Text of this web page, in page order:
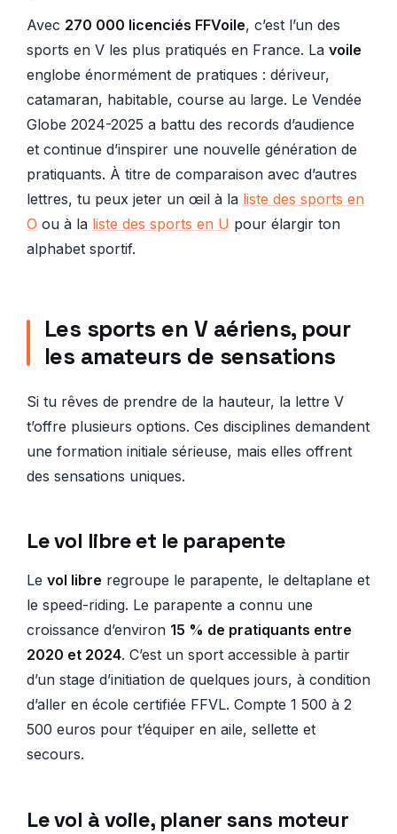
Avec 270 000 licenciés FFVoile, c’est l’un des
sports en V les plus pratiqués en France. La voile
englobe énormément de pratiques : dériveur,
catamaran, habitable, course au large. Le Vendée
Globe 2024-2025 a battu des records d’audience
et continue d’inspirer une nouvelle génération de
pratiquants. À titre de comparaison avec d’autres
lettres, tu peux jeter un œil à la liste des sports en
O ou à la liste des sports en U pour élargir ton
alphabet sportif.
Les sports en V aériens, pour
les amateurs de sensations
Si tu rêves de prendre de la hauteur, la lettre V
t’offre plusieurs options. Ces disciplines demandent
une formation initiale sérieuse, mais elles offrent
des sensations uniques.
Le vol libre et le parapente
Le vol libre regroupe le parapente, le deltaplane et
le speed-riding. Le parapente a connu une
croissance d’environ 15 % de pratiquants entre
2020 et 2024. C’est un sport accessible à partir
d’un stage d’initiation de quelques jours, à condition
d’aller en école certifiée FFVL. Compte 1 500 à 2
500 euros pour t’équiper en aile, sellette et
secours.
Le vol à voile, planer sans moteur